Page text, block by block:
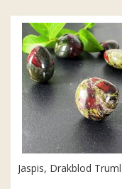
Jaspis, Drakblod